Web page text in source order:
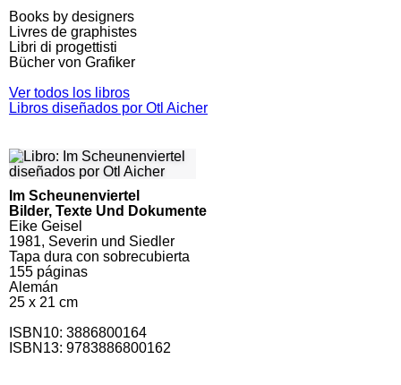
Books by designers
Livres de graphistes
Libri di progettisti
Bücher von Grafiker
Ver todos los libros
Libros diseñados por Otl Aicher
Im Scheunenviertel
Bilder, Texte Und Dokumente
Eike Geisel
1981, Severin und Siedler
Tapa dura con sobrecubierta
155 páginas
Alemán
25 x 21 cm
ISBN10: 3886800164
ISBN13: 9783886800162